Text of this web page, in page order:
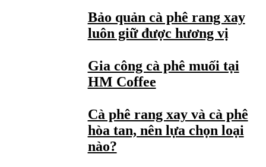
Bảo quản cà phê rang xay
luôn giữ được hương vị
Gia công cà phê muối tại
HM Coffee
Cà phê rang xay và cà phê
hòa tan, nên lựa chọn loại
nào?